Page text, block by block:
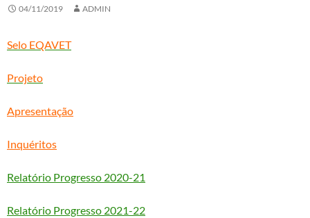
04/11/2019 ADMIN
Selo EQAVET
Projeto
Apresentação
Inquéritos
Relatório Progresso 2020-21
Relatório Progresso 2021-22